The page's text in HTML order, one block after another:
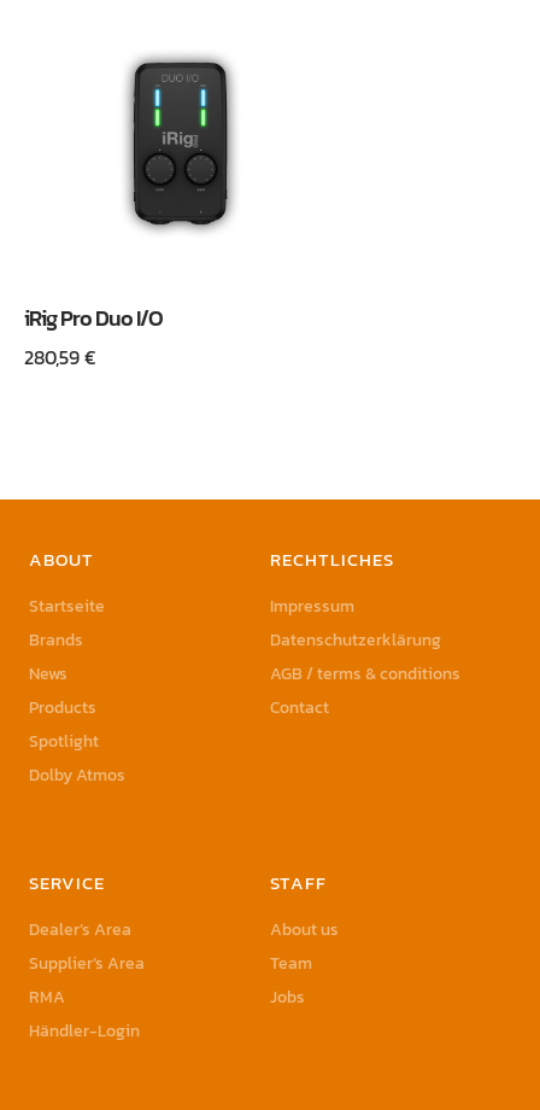
iRig Pro Duo I/O
280,59€
ABOUT
Startseite
Brands
News
Products
Spotlight
Dolby Atmos
RECHTLICHES
Impressum
Datenschutzerklärung
AGB / terms & conditions
Contact
SERVICE
Dealer’s Area
Supplier’s Area
RMA
Händler-Login
STAFF
About us
Team
Jobs